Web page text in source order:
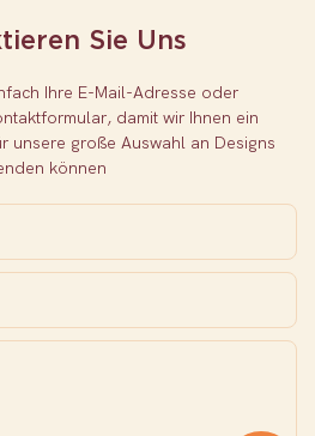
Sie Uns
Ihre E-Mail-Adresse oder
damit wir Ihnen ein
unsere große Auswahl an Designs
können